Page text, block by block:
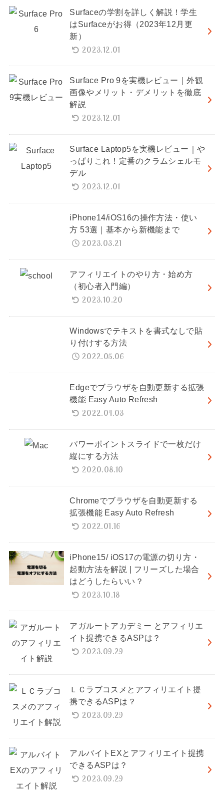
Surfaceの学割を詳しく解説！学生
はSurfaceがお得（2023年12月更
新）
2023.12.01
Surface Pro 9を実機レビュー｜外観
画像やメリット・デメリットを徹底
解説
2023.12.01
Surface Laptop5を実機レビュー｜や
っぱりこれ！定番のクラムシェルモ
デル
2023.12.01
iPhone14/iOS16の操作方法・使い
方 53選｜基本から新機能まで
2023.03.21
アフィリエイトのやり方・始め方
（初心者入門編）
2023.10.20
Windowsでテキストを書式なしで貼
り付けする方法
2022.05.06
Edgeでブラウザを自動更新する拡張
機能 Easy Auto Refresh
2022.04.03
パワーポイントスライドで一枚だけ
縦にする方法
2020.08.10
Chromeでブラウザを自動更新する
拡張機能 Easy Auto Refresh
2022.01.16
iPhone15/ iOS17の電源の切り方・
起動方法を解説 | フリーズした場合
はどうしたらいい？
2023.10.18
アガルートアカデミー とアフィリエ
イト提携できるASPは？
2023.09.29
ＬＣラブコスメとアフィリエイト提
携できるASPは？
2023.09.29
アルバイトEXとアフィリエイト提携
できるASPは？
2023.09.29